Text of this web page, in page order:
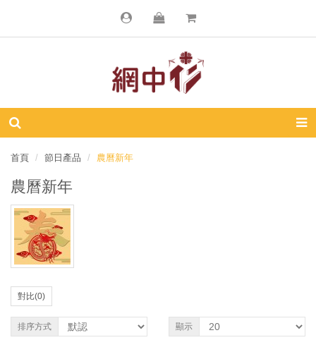
首頁 節日產品 農曆新年
農曆新年
對比(0)
排序方式 顯示